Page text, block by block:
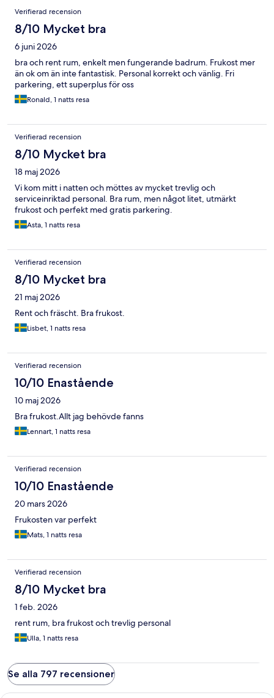
Verifierad recension
8/10 Mycket bra
6 juni 2026
bra och rent rum, enkelt men fungerande badrum. Frukost mer
än ok om än inte fantastisk. Personal korrekt och vänlig. Fri
parkering, ett superplus för oss
Ronald, 1 natts resa
Verifierad recension
8/10 Mycket bra
18 maj 2026
Vi kom mitt i natten och möttes av mycket trevlig och
serviceinriktad personal. Bra rum, men något litet, utmärkt
frukost och perfekt med gratis parkering.
Asta, 1 natts resa
Verifierad recension
8/10 Mycket bra
21 maj 2026
Rent och fräscht. Bra frukost.
Lisbet, 1 natts resa
Verifierad recension
10/10 Enastående
10 maj 2026
Bra frukost.Allt jag behövde fanns
Lennart, 1 natts resa
Verifierad recension
10/10 Enastående
20 mars 2026
Frukosten var perfekt
Mats, 1 natts resa
Verifierad recension
8/10 Mycket bra
1 feb. 2026
rent rum, bra frukost och trevlig personal
Ulla, 1 natts resa
Se alla 797 recensioner